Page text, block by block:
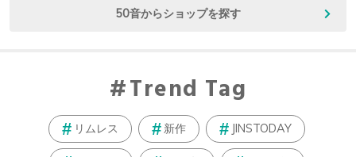
50音からショップを探す
Trend Tag
リムレス 新作 JINSTODAY